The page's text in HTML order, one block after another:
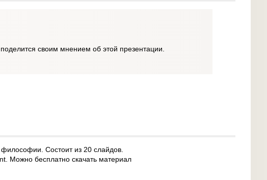
своим мнением об этой презентации.
Состоит из 20 слайдов.
Можно бесплатно скачать материал